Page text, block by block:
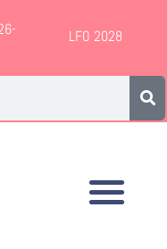
LFO 2028